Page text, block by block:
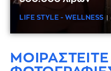
LIFE STYLE - WELLNESS
ΜΟΙΡΑΣΤΕΙΤΕ